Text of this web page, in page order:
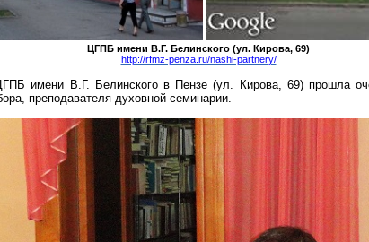
ЦГПБ имени В.Г. Белинского (ул. Кирова, 69)
http://rfmz-penza.ru/nashi-partnery/
имени В.Г. Белинского в Пензе (ул. Кирова, 69) прошла
преподавателя духовной семинарии.